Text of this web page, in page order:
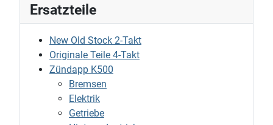
Ersatzteile
New Old Stock 2-Takt
Originale Teile 4-Takt
Zündapp K500
Bremsen
Elektrik
Getriebe